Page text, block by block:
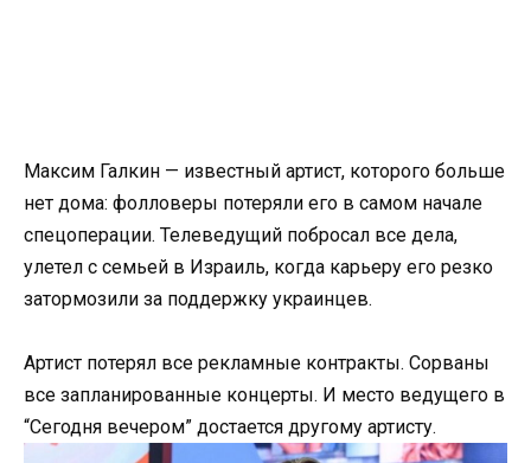
Максим Галкин — известный артист, которого больше
нет дома: фолловеры потеряли его в самом начале
спецоперации. Телеведущий побросал все дела,
улетел с семьей в Израиль, когда карьеру его резко
затормозили за поддержку украинцев.
Артист потерял все рекламные контракты. Сорваны
все запланированные концерты. И место ведущего в
“Сегодня вечером” достается другому артисту.